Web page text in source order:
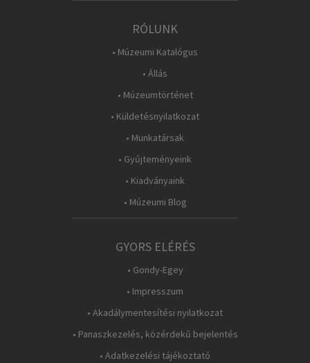
RÓLUNK
• Múzeumi Katalógus
• Állás
• Múzeumtörténet
• Küldetésnyilatkozat
• Munkatársak
• Gyűjteményeink
• Kiadványaink
• Múzeumi Blog
GYORS ELÉRÉS
• Gondy-Egey
• Impresszum
• Akadálymentesítési nyilatkozat
• Panaszkezelés, közérdekű bejelentés
• Adatkezelési tájékoztató